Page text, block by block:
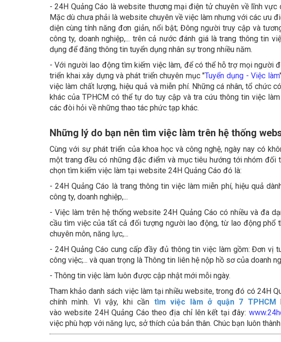
- 24H Quảng Cáo là website thương mại điện tử chuyên về lĩnh
Mặc dù chưa phải là website chuyên về việc làm nhưng với các ưu
diện cùng tính năng đơn giản, nổi bật; Đông người truy cập và
công ty, doanh nghiệp,... trên cả nước đánh giá là trang thông tin
dụng để đăng thông tin tuyển dụng nhân sự trong nhiều năm.
- Với người lao động tìm kiếm việc làm, để có thể hỗ trợ mọi người
triển khai xây dựng và phát triển chuyên mục "Tuyển dụng - Việc làm
việc làm chất lượng, hiệu quả và miễn phí. Những cá nhân, tổ chức
khác của TPHCM có thể tự do tuy cập và tra cứu thông tin việc
các đòi hỏi về những thao tác phức tạp khác.
Những lý do bạn nên tìm việc làm trên hệ thống
Cùng với sự phát triển của khoa học và công nghệ, ngày nay có
một trang đều có những đặc điểm và mục tiêu hướng tới nhóm
chọn tìm kiếm việc làm tại website 24H Quảng Cáo đó là:
- 24H Quảng Cáo là trang thông tin việc làm miễn phí, hiệu quả
công ty, doanh nghiệp,...
- Việc làm trên hệ thống website 24H Quảng Cáo có nhiều và đa
cầu tìm việc của tất cả đối tượng người lao động, từ lao động phổ
chuyên môn, năng lực,...
- 24H Quảng Cáo cung cấp đầy đủ thông tin việc làm gồm: Đơn vị
công việc;... và quan trọng là Thông tin liên hệ nộp hồ sơ của doanh
- Thông tin việc làm luôn được cập nhật mới mỗi ngày.
Tham khảo danh sách việc làm tại nhiều website, trong đó có 24H
chính mình. Vì vậy, khi cần tìm việc làm ở quận 7 TPHCM
vào website 24H Quảng Cáo theo địa chỉ lên kết tại đây:
việc phù hợp với năng lực, sở thích của bản thân. Chúc bạn luôn